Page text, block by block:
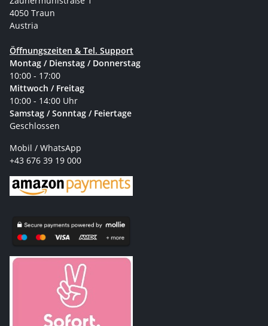
4050 Traun
Austria
Öffnungszeiten & Tel. Support
Montag / Dienstag / Donnerstag
10:00 - 17:00
Mittwoch / Freitag
10:00 - 14:00 Uhr
Samstag / Sonntag / Feiertage
Geschlossen
Mobil / WhatsApp
+43 676 39 19 000